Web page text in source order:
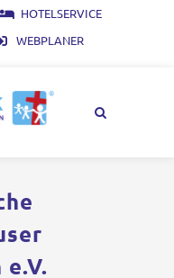
HOTELSERVICE
WEBPLANER